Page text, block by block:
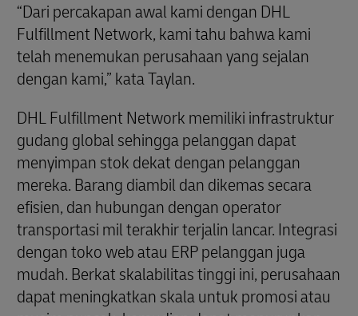
“Dari percakapan awal kami dengan DHL
Fulfillment Network, kami tahu bahwa kami
telah menemukan perusahaan yang sejalan
dengan kami,” kata Taylan.
DHL Fulfillment Network memiliki infrastruktur
gudang global sehingga pelanggan dapat
menyimpan stok dekat dengan pelanggan
mereka. Barang diambil dan dikemas secara
efisien, dan hubungan dengan operator
transportasi mil terakhir terjalin lancar. Integrasi
dengan toko web atau ERP pelanggan juga
mudah. Berkat skalabilitas tinggi ini, perusahaan
dapat meningkatkan skala untuk promosi atau